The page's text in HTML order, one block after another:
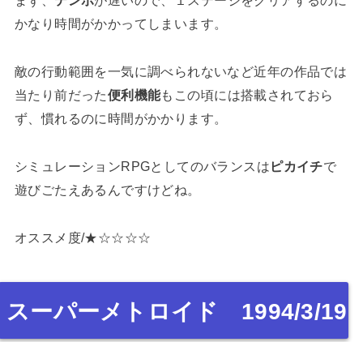
かなり時間がかかってしまいます。
敵の行動範囲を一気に調べられないなど近年の作品では
当たり前だった便利機能もこの頃には搭載されておら
ず、慣れるのに時間がかかります。
シミュレーションRPGとしてのバランスは ピカイチで
遊びごたえあるんですけどね。
オススメ度/★☆☆☆☆
スーパーメトロイド 1994/3/19